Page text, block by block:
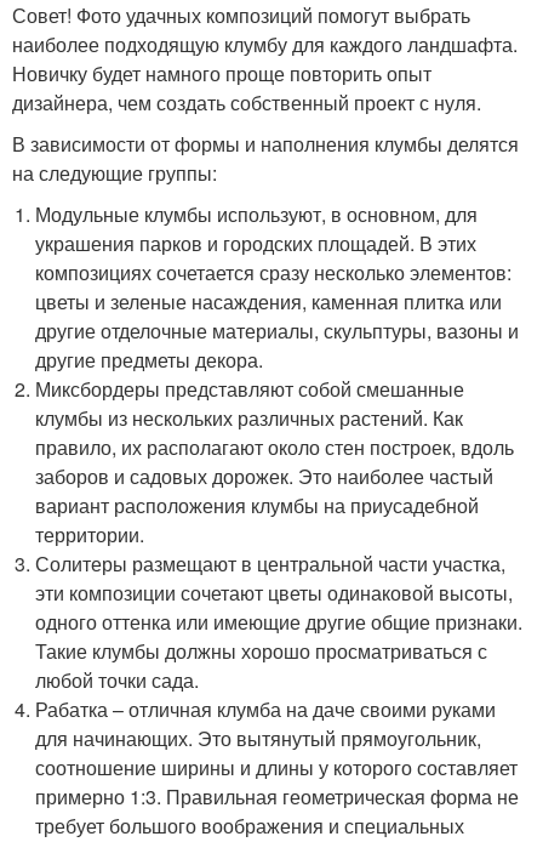
Совет! Фото удачных композиций помогут выбрать
наиболее подходящую клумбу для каждого ландшафта.
Новичку будет намного проще повторить опыт
дизайнера, чем создать собственный проект с нуля.
В зависимости от формы и наполнения клумбы делятся
на следующие группы:
Модульные клумбы используют, в основном, для
украшения парков и городских площадей. В этих
композициях сочетается сразу несколько элементов:
цветы и зеленые насаждения, каменная плитка или
другие отделочные материалы, скульптуры, вазоны и
другие предметы декора.
Миксбордеры представляют собой смешанные
клумбы из нескольких различных растений. Как
правило, их располагают около стен построек, вдоль
заборов и садовых дорожек. Это наиболее частый
вариант расположения клумбы на приусадебной
территории.
Солитеры размещают в центральной части участка,
эти композиции сочетают цветы одинаковой высоты,
одного оттенка или имеющие другие общие признаки.
Такие клумбы должны хорошо просматриваться с
любой точки сада.
Рабатка – отличная клумба на даче своими руками
для начинающих. Это вытянутый прямоугольник,
соотношение ширины и длины у которого составляет
примерно 1:3. Правильная геометрическая форма не
требует большого воображения и специальных